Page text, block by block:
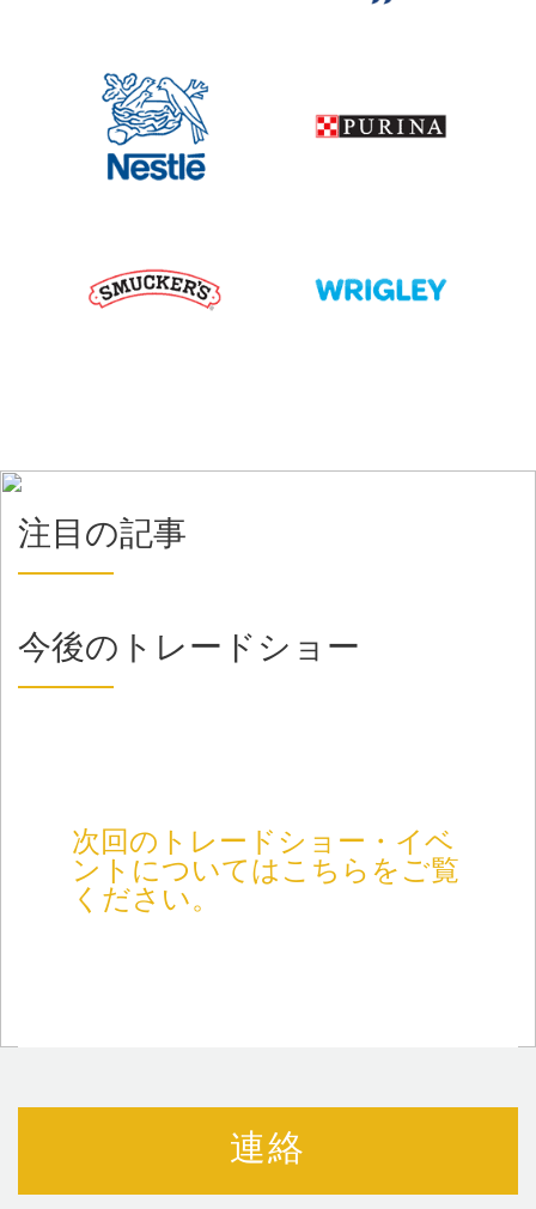
注目の記事
今後のトレードショー
次回のトレードショー・イベ
ントについてはこちらをご覧
ください。
連絡